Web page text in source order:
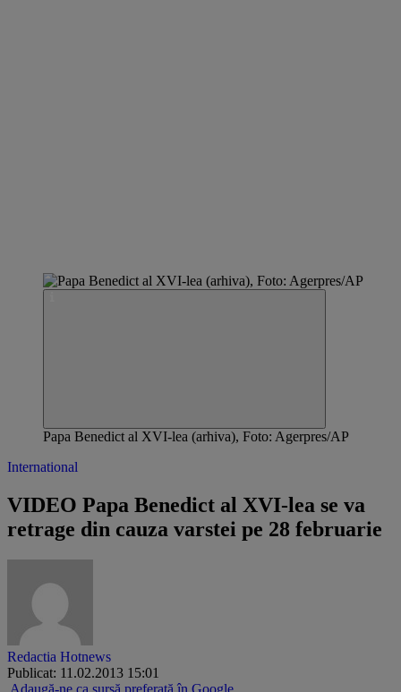
Papa Benedict al XVI-lea (arhiva), Foto: Agerpres/AP
International
VIDEO Papa Benedict al XVI-lea se va
retrage din cauza varstei pe 28 februarie
Redactia Hotnews
Publicat: 11.02.2013 15:01
Adaugă-ne ca sursă preferată în Google